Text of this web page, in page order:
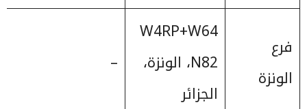
فرع
الونزة
W4RP+W64
N82، الونزة،
الجزائر
–